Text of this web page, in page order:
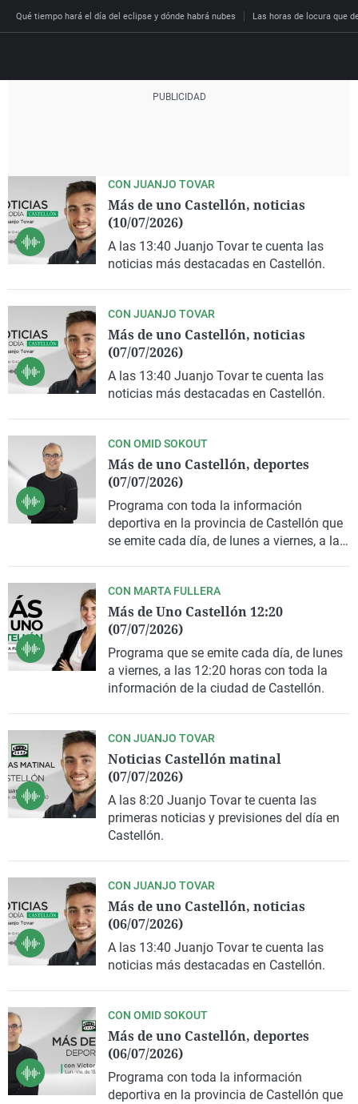
Qué tiempo hará el día del eclipse y dónde habrá nubes Las horas de locura que
Por fin
La brújula
Radioestadio
El colegio invisible
La rosa de los vientos
Gente viajera
Podcast
Malas decisiones
El viaje del Guernica
Invisibles
Esto no ha pasado
Caso
Retornados
Operación Viuda
España
Aragón
Cantabria
Cataluña
Comunitat Valenciana
Extremadura
Galicia
Navarra
Economía
Deportes
Baloncesto
Motor
Mundo
Cultura
Ciencia y Tecnología
Medio ambiente
Virales
Televisión
CON JUANJO TOVAR
Más de uno Castellón, noticias
(10/07/2026)
A las 13:40 Juanjo Tovar te cuenta las
noticias más destacadas en Castellón.
CON JUANJO TOVAR
Más de uno Castellón, noticias
(07/07/2026)
A las 13:40 Juanjo Tovar te cuenta las
noticias más destacadas en Castellón.
CON OMID SOKOUT
Más de uno Castellón, deportes
(07/07/2026)
Programa con toda la información
deportiva en la provincia de Castellón que
se emite cada día, de lunes a viernes, a las
CON MARTA FULLERA
Más de Uno Castellón 12:20
(07/07/2026)
Programa que se emite cada día, de lunes
a viernes, a las 12:20 horas con toda la
información de la ciudad de Castellón.
CON JUANJO TOVAR
Noticias Castellón matinal
(07/07/2026)
A las 8:20 Juanjo Tovar te cuenta las
primeras noticias y previsiones del día en
Castellón.
CON JUANJO TOVAR
Más de uno Castellón, noticias
(06/07/2026)
A las 13:40 Juanjo Tovar te cuenta las
noticias más destacadas en Castellón.
CON OMID SOKOUT
Más de uno Castellón, deportes
(06/07/2026)
Programa con toda la información
deportiva en la provincia de Castellón que